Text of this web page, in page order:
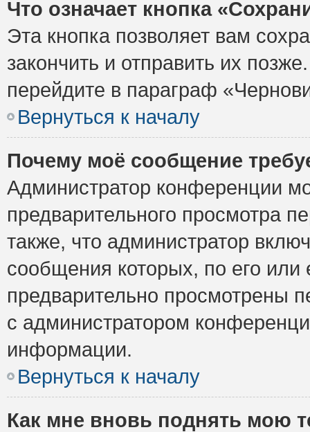
Что означает кнопка
Эта кнопка позволяет вам
закончить и отправить их
перейдите в параграф
Вернуться к началу
Почему моё сообщение
Администратор конференции
предварительного просмотра
также, что администратор
сообщения которых, по его
предварительно просмотрены
с администратором
информации.
Вернуться к началу
Как мне вновь поднять мою